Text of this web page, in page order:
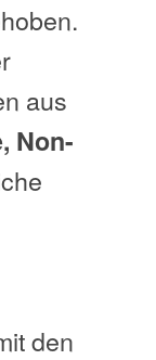
aus
Non-
den